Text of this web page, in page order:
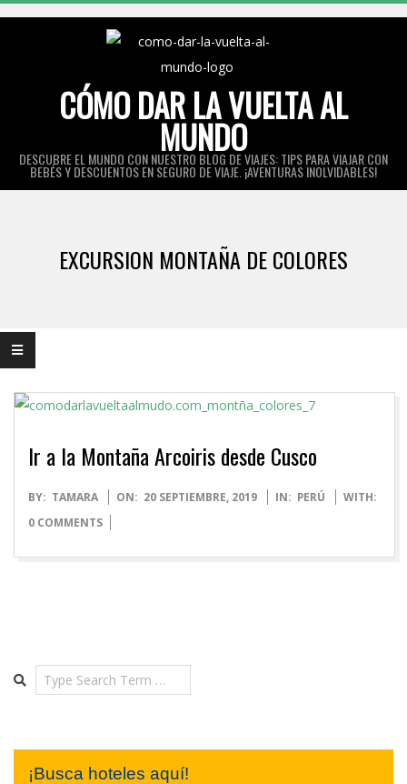
CÓMO DAR LA VUELTA AL
MUNDO
DESCUBRE EL MUNDO CON NUESTRO BLOG DE VIAJES: TIPS PARA VIAJAR CON
BEBÉS Y DESCUENTOS EN SEGURO DE VIAJE. ¡AVENTURAS INOLVIDABLES!
EXCURSION MONTAÑA DE COLORES
Ir a la Montaña Arcoiris desde Cusco
2019-
09-
BY: TAMARA ON: 20 SEPTIEMBRE, 2019 IN: PERÚ
WITH:
0 COMMENTS
Search
¡Busca hoteles aquí!